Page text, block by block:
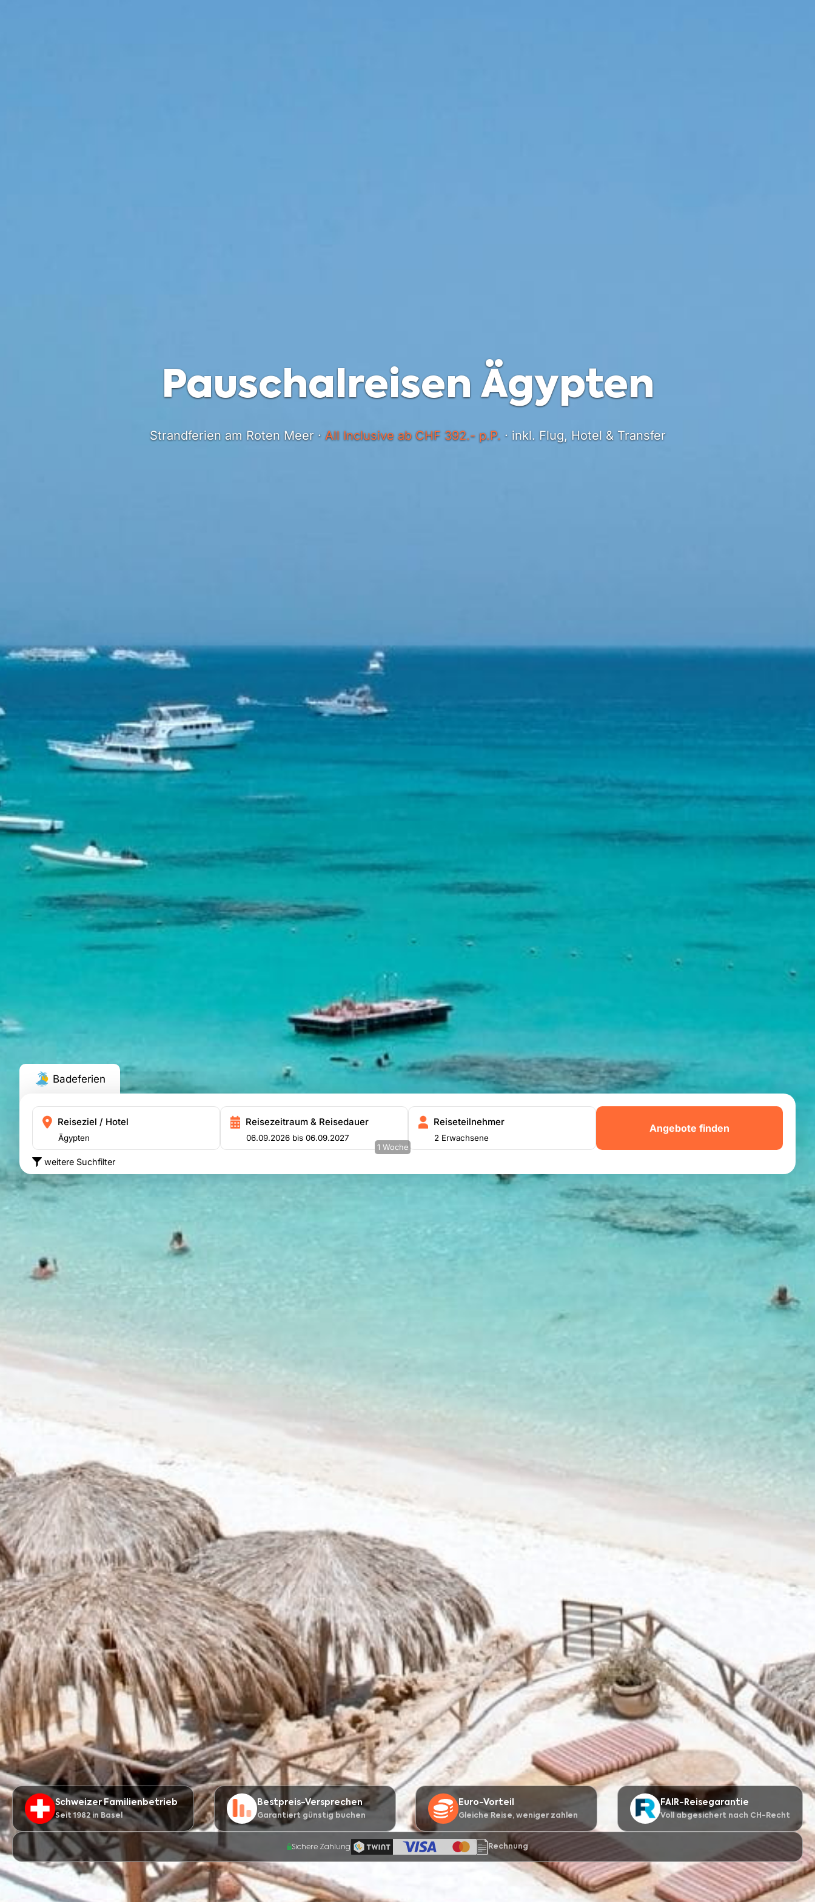
Pauschalreisen Ägypten
Strandferien am Roten Meer · All Inclusive ab CHF 392.- p.P. · inkl. Flug, Hotel & Transfer
Schweizer Familienbetrieb
Seit 1982 in Basel
Bestpreis-Versprechen
Garantiert günstig buchen
Euro-Vorteil
Gleiche Reise, weniger zahlen
FAIR-Reisegarantie
Voll abgesichert nach CH-Recht
Sichere Zahlung Rechnung